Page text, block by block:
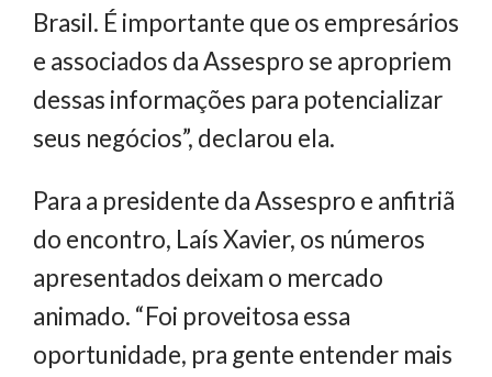
Brasil. É importante que os empresários
e associados da Assespro se apropriem
dessas informações para potencializar
seus negócios”, declarou ela.
Para a presidente da Assespro e anfitriã
do encontro, Laís Xavier, os números
apresentados deixam o mercado
animado. “Foi proveitosa essa
oportunidade, pra gente entender mais